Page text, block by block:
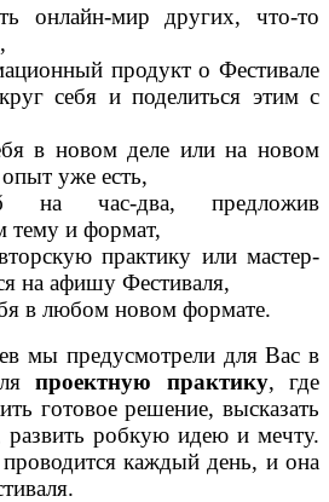
онлайн-мир других, что-то
продукт о Фестивале
себя и поделиться этим с
в новом деле или на новом
уже есть,
на час-два, предложив
тему и формат,
практику или мастер-
на афишу Фестиваля,
в любом новом формате.
мы предусмотрели для Вас в
проектную практику, где
готовое решение, высказать
развить робкую идею и мечту.
каждый день, и она